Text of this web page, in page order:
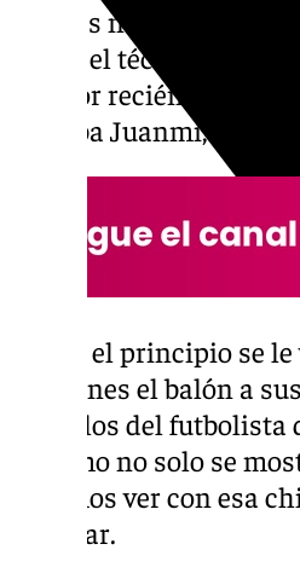
Con las numerosas
vasco, el técnico
jugador recién
portaba Juanmi, salió
Desde el principio se
ocasiones el balón a
destellos del futbolista
extremo no solo se
pudimos ver con esa
regatear.